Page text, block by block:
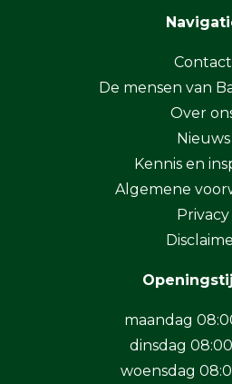
Contact
De mensen van
Over
Nieuws
Kennis en
Algemene
Privacy
maandag
dinsdag
woensdag